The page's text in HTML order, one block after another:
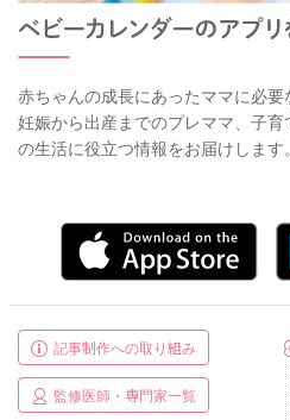
赤ちゃんの成長にあったママに必要
妊娠から出産までのプレママ、子
の生活に役立つ情報をお届けします。
記事制作への取り組み
監修医師・専門家一覧